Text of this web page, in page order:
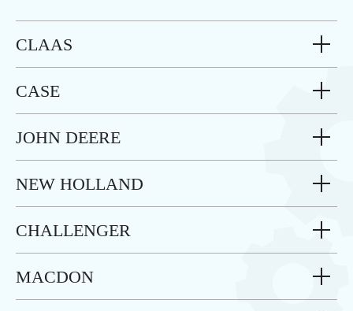
CLAAS
CASE
JOHN DEERE
NEW HOLLAND
CHALLENGER
MACDON